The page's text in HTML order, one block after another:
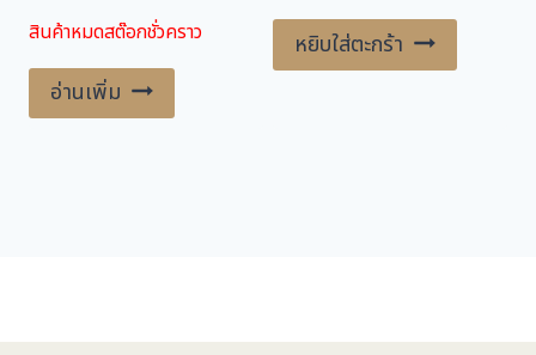
สินค้าหมดสต๊อกชั่วคราว
อ่านเพิ่ม
หยิบใส่ตะกร้า